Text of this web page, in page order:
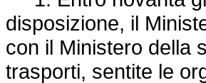
disposizione, il
con il Ministero della
trasporti, sentite le